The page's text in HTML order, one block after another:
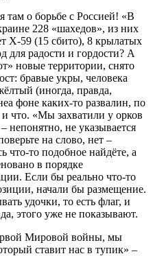
там о борьбе с Россией! «В
228 «шахедов», из них
Х-59 (15 сбито), 8 крылатых
для радости и гордости? А
новые территории, снято
бравые укры, человека
(иногда, правда,
фоне каких-то развалин, по
что. «Мы захватили у орков
непонятно, не указывается
на слово, нет –
что-то подобное найдёте, а
в порядке
Если бы реально что-то
начали бы размещение.
удочки, то есть флаг, и
этого уже не показывают.
Мировой войны, мы
ставит нас в тупик» –